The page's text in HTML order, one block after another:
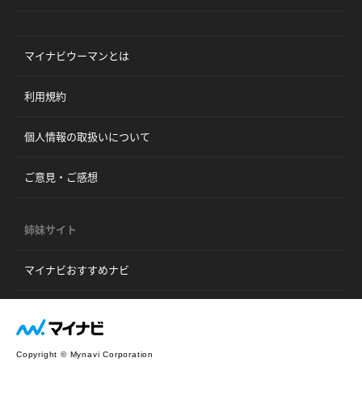
マイナビウーマンとは
利用規約
個人情報の取扱いについて
ご意見・ご感想
姉妹サイト
マイナビおすすめナビ
Copyright © Mynavi Corporation